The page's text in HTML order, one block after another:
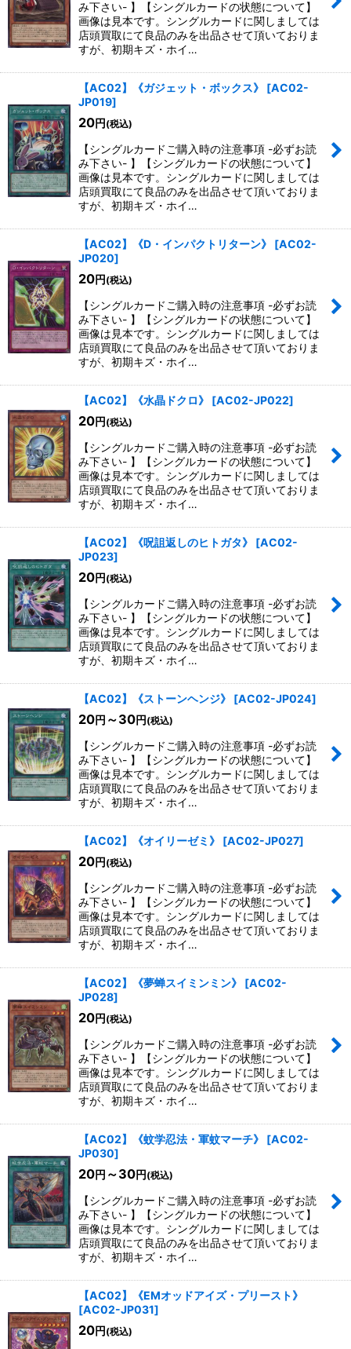
み下さい- 】【シングルカードの状態について】
画像は見本です。シングルカードに関しましては
店頭買取にて良品のみを出品させて頂いておりま
すが、初期キズ・ホイ…
【AC02】《ガジェット・ボックス》 [AC02-
JP019]
20円 (税込)
【シングルカードご購入時の注意事項 -必ずお読
み下さい- 】【シングルカードの状態について】
画像は見本です。シングルカードに関しましては
店頭買取にて良品のみを出品させて頂いておりま
すが、初期キズ・ホイ…
【AC02】《D・インパクトリターン》 [AC02-
JP020]
20円 (税込)
【シングルカードご購入時の注意事項 -必ずお読
み下さい- 】【シングルカードの状態について】
画像は見本です。シングルカードに関しましては
店頭買取にて良品のみを出品させて頂いておりま
すが、初期キズ・ホイ…
【AC02】《水晶ドクロ》 [AC02-JP022]
20円 (税込)
【シングルカードご購入時の注意事項 -必ずお読
み下さい- 】【シングルカードの状態について】
画像は見本です。シングルカードに関しましては
店頭買取にて良品のみを出品させて頂いておりま
すが、初期キズ・ホイ…
【AC02】《呪詛返しのヒトガタ》 [AC02-
JP023]
20円 (税込)
【シングルカードご購入時の注意事項 -必ずお読
み下さい- 】【シングルカードの状態について】
画像は見本です。シングルカードに関しましては
店頭買取にて良品のみを出品させて頂いておりま
すが、初期キズ・ホイ…
【AC02】《ストーンヘンジ》 [AC02-JP024]
20円 ～30円 (税込)
【シングルカードご購入時の注意事項 -必ずお読
み下さい- 】【シングルカードの状態について】
画像は見本です。シングルカードに関しましては
店頭買取にて良品のみを出品させて頂いておりま
すが、初期キズ・ホイ…
【AC02】《オイリーゼミ》 [AC02-JP027]
20円 (税込)
【シングルカードご購入時の注意事項 -必ずお読
み下さい- 】【シングルカードの状態について】
画像は見本です。シングルカードに関しましては
店頭買取にて良品のみを出品させて頂いておりま
すが、初期キズ・ホイ…
【AC02】《夢蝉スイミンミン》 [AC02-
JP028]
20円 (税込)
【シングルカードご購入時の注意事項 -必ずお読
み下さい- 】【シングルカードの状態について】
画像は見本です。シングルカードに関しましては
店頭買取にて良品のみを出品させて頂いておりま
すが、初期キズ・ホイ…
【AC02】《蚊学忍法・軍蚊マーチ》 [AC02-
JP030]
20円 ～30円 (税込)
【シングルカードご購入時の注意事項 -必ずお読
み下さい- 】【シングルカードの状態について】
画像は見本です。シングルカードに関しましては
店頭買取にて良品のみを出品させて頂いておりま
すが、初期キズ・ホイ…
【AC02】《EMオッドアイズ・プリースト》
[AC02-JP031]
20円 (税込)